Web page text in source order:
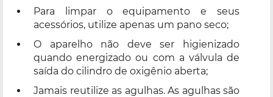
Para limpar o equipamento e seus
acessórios, utilize apenas um pano seco;
O aparelho não deve ser higienizado
quando energizado ou com a válvula de
saída do cilindro de oxigênio aberta;
Jamais reutilize as agulhas. As agulhas são